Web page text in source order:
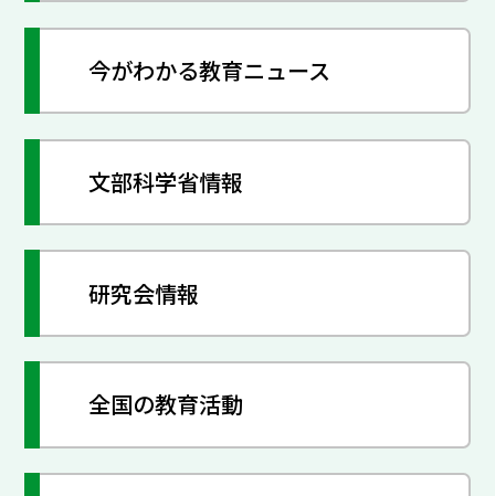
今がわかる教育ニュース
文部科学省情報
研究会情報
全国の教育活動